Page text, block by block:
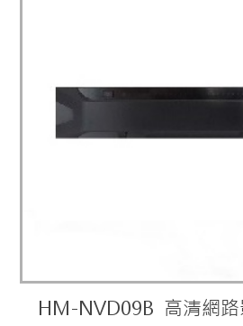
HM-NVD09B 高清網路